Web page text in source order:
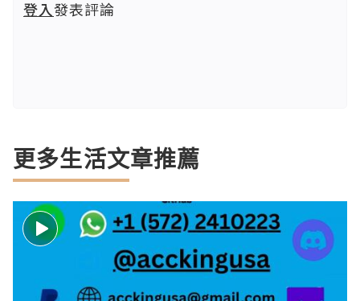
登入發表評論
更多生活文章推薦